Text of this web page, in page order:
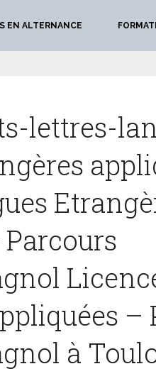
EN ALTERNANCE
lettres-
–
à